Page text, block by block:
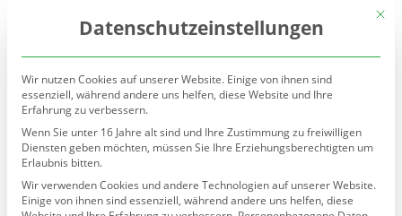
Seite wählen
Mit
Datenschutzeinstellungen
Wir nutzen Cookies auf unserer Website. Einige von ihnen sind
essenziell, während andere uns helfen, diese Website und Ihre
Erfahrung zu verbessern.
Wenn Sie unter 16 Jahre alt sind und Ihre Zustimmung zu freiwilligen
Diensten geben möchten, müssen Sie Ihre Erziehungsberechtigten um
Erlaubnis bitten.
Wir verwenden Cookies und andere Technologien auf unserer Website.
Einige von ihnen sind essenziell, während andere uns helfen, diese